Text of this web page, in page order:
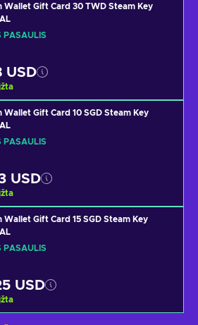
Wallet Gift Card 30 TWD Steam Key
PASAULIS
USD
Wallet Gift Card 10 SGD Steam Key
PASAULIS
USD
Wallet Gift Card 15 SGD Steam Key
PASAULIS
USD